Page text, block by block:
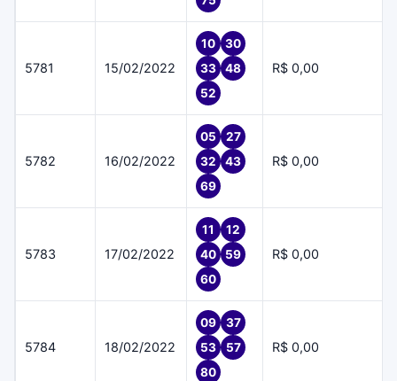
5781 15/02/2022
10
30
33
48
52
R$ 0,00
5782 16/02/2022
05
27
32
43
69
R$ 0,00
5783 17/02/2022
11
12
40
59
60
R$ 0,00
5784 18/02/2022
09
37
53
57
80
R$ 0,00